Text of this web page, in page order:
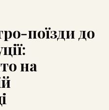
поїзди до
на